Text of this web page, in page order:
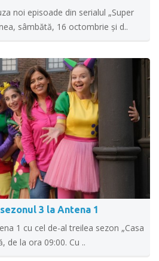
noi episoade din serialul „Super
sâmbătă, 16 octombrie și d..
3 la Antena 1
1 cu cel de-al treilea sezon „Casa
de la ora 09:00. Cu ..